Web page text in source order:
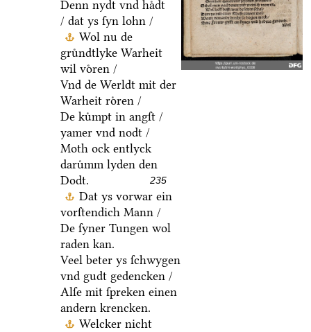
Denn nydt vnd haͤdt
/ dat ys ſyn lohn /
Wol nu de
gruͤndtlyke Warheit
wil voͤren /
Vnd de Werldt mit der
Warheit roͤren /
De kuͤmpt in angſt /
yamer vnd nodt /
Moth ock entlyck
daruͤmm lyden den
Dodt.
235
Dat ys vorwar ein
vorſtendich Mann /
De ſyner Tungen wol
raden kan.
Veel beter ys ſchwygen
vnd gudt gedencken /
Alſe mit ſpreken einen
andern krencken.
Welcker nicht